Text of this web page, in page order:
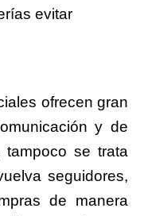
evitar
ofrecen gran
y de
tampoco se trata
seguidores,
de manera